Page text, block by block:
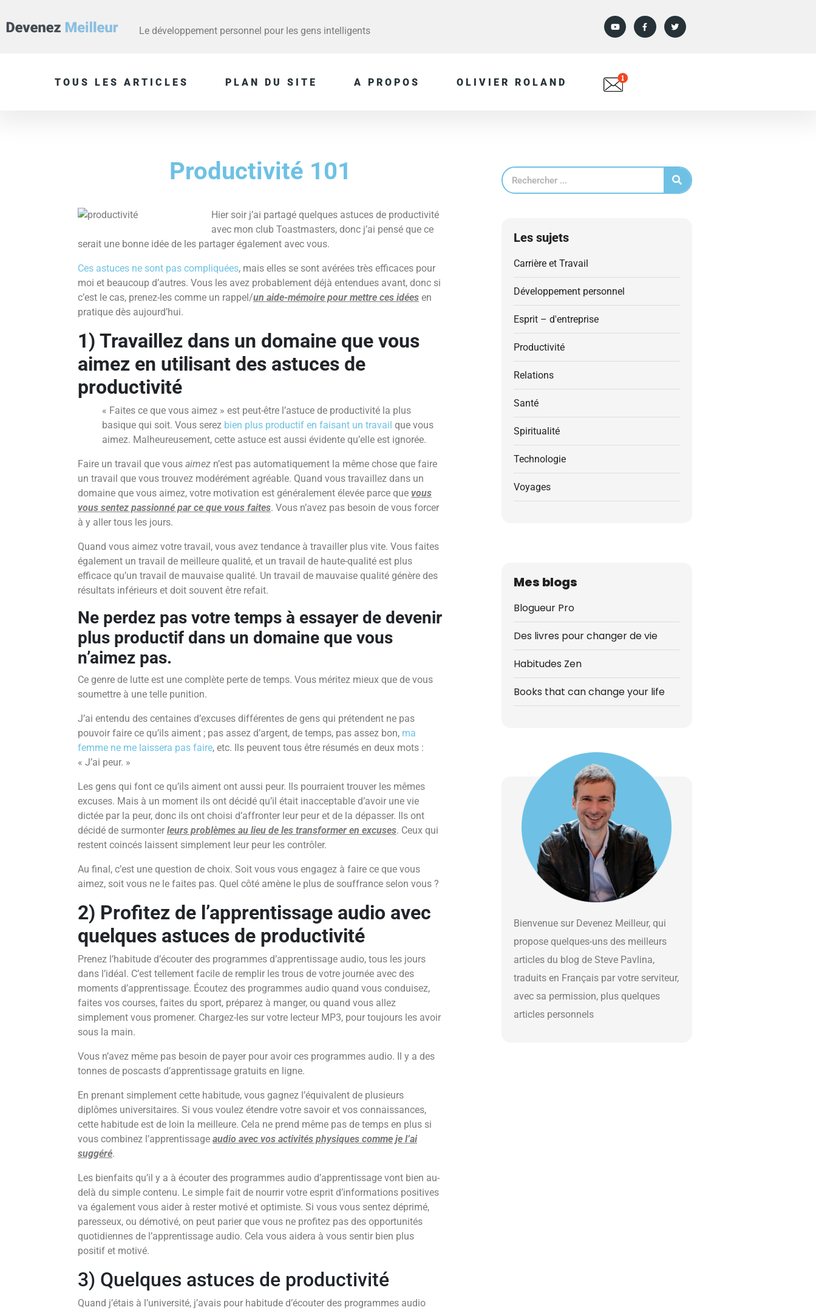
Le développement personnel pour les gens intelligents
TOUS LES ARTICLES PLAN DU SITE A PROPOS OLIVIER ROLAND
Productivité 101
Hier soir j’ai partagé quelques astuces de productivité
avec mon club Toastmasters, donc j’ai pensé que ce
serait une bonne idée de les partager également avec vous.
Ces astuces ne sont pas compliquées, mais elles se sont avérées très efficaces pour
moi et beaucoup d’autres. Vous les avez probablement déjà entendues avant, donc si
c’est le cas, prenez-les comme un rappel/un aide-mémoire pour mettre ces idées en
pratique dès aujourd’hui.
1) Travaillez dans un domaine que vous
aimez en utilisant des astuces de
productivité
« Faites ce que vous aimez » est peut-être l’astuce de productivité la plus
basique qui soit. Vous serez bien plus productif en faisant un travail que vous
aimez. Malheureusement, cette astuce est aussi évidente qu’elle est ignorée.
Faire un travail que vous aimez n’est pas automatiquement la même chose que faire
un travail que vous trouvez modérément agréable. Quand vous travaillez dans un
domaine que vous aimez, votre motivation est généralement élevée parce que vous
vous sentez passionné par ce que vous faites. Vous n’avez pas besoin de vous forcer
à y aller tous les jours.
Quand vous aimez votre travail, vous avez tendance à travailler plus vite. Vous faites
également un travail de meilleure qualité, et un travail de haute-qualité est plus
efficace qu’un travail de mauvaise qualité. Un travail de mauvaise qualité génère des
résultats inférieurs et doit souvent être refait.
Ne perdez pas votre temps à essayer de devenir
plus productif dans un domaine que vous
n’aimez pas.
Ce genre de lutte est une complète perte de temps. Vous méritez mieux que de vous
soumettre à une telle punition.
J’ai entendu des centaines d’excuses différentes de gens qui prétendent ne pas
pouvoir faire ce qu’ils aiment ; pas assez d’argent, de temps, pas assez bon, ma
femme ne me laissera pas faire, etc. Ils peuvent tous être résumés en deux mots :
« J’ai peur. »
Les gens qui font ce qu’ils aiment ont aussi peur. Ils pourraient trouver les mêmes
excuses. Mais à un moment ils ont décidé qu’il était inacceptable d’avoir une vie
dictée par la peur, donc ils ont choisi d’affronter leur peur et de la dépasser. Ils ont
décidé de surmonter leurs problèmes au lieu de les transformer en excuses. Ceux qui
restent coincés laissent simplement leur peur les contrôler.
Au final, c’est une question de choix. Soit vous vous engagez à faire ce que vous
aimez, soit vous ne le faites pas. Quel côté amène le plus de souffrance selon vous ?
2) Profitez de l’apprentissage audio avec
quelques astuces de productivité
Prenez l’habitude d’écouter des programmes d’apprentissage audio, tous les jours
dans l’idéal. C’est tellement facile de remplir les trous de votre journée avec des
moments d’apprentissage. Écoutez des programmes audio quand vous conduisez,
faites vos courses, faites du sport, préparez à manger, ou quand vous allez
simplement vous promener. Chargez-les sur votre lecteur MP3, pour toujours les avoir
sous la main.
Vous n’avez même pas besoin de payer pour avoir ces programmes audio. Il y a des
tonnes de poscasts d’apprentissage gratuits en ligne.
En prenant simplement cette habitude, vous gagnez l’équivalent de plusieurs
diplômes universitaires. Si vous voulez étendre votre savoir et vos connaissances,
cette habitude est de loin la meilleure. Cela ne prend même pas de temps en plus si
vous combinez l’apprentissage audio avec vos activités physiques comme je l’ai
suggéré.
Les bienfaits qu’il y a à écouter des programmes audio d’apprentissage vont bien au-
delà du simple contenu. Le simple fait de nourrir votre esprit d’informations positives
va également vous aider à rester motivé et optimiste. Si vous vous sentez déprimé,
paresseux, ou démotivé, on peut parier que vous ne profitez pas des opportunités
quotidiennes de l’apprentissage audio. Cela vous aidera à vous sentir bien plus
positif et motivé.
3) Quelques astuces de productivité
Quand j’étais à l’université, j’avais pour habitude d’écouter des programmes audio
Les sujets
Carrière et Travail
Développement personnel
Esprit – d'entreprise
Productivité
Relations
Santé
Spiritualité
Technologie
Voyages
Mes blogs
Blogueur Pro
Des livres pour changer de vie
Habitudes Zen
Books that can change your life
Bienvenue sur Devenez Meilleur, qui
propose quelques-uns des meilleurs
articles du blog de Steve Pavlina,
traduits en Français par votre serviteur,
avec sa permission, plus quelques
articles personnels